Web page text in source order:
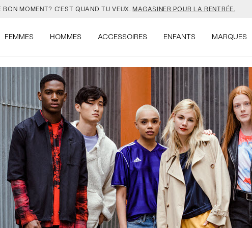
SAC JANSPORT 🎒 VIENT AVEC UN PORTE-CLÉS GRATUIT.MAGASINER.
COULEURS DE SALOMON SONT EN LIGNE. FAIS VITE.MAGASINER.
BON MOMENT? C'EST QUAND TU VEUX. MAGASINER POUR LA RENTRÉE.
SAC JANSPORT 🎒 VIENT AVEC UN PORTE-CLÉS GRATUIT. MAGASINER.
COULEURS DE SALOMON SONT EN LIGNE. FAIS VITE.MAGASINER.
FEMMES HOMMES ACCESSOIRES ENFANTS MARQUES